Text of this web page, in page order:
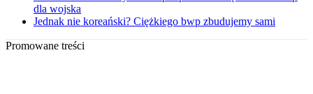
dla wojska
Jednak nie koreański? Ciężkiego bwp zbudujemy sami
Promowane treści